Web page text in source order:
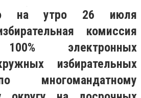
на утро 26 июля
комиссия
электронных
избирательных
многомандатному